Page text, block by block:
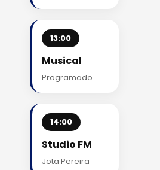
13:00
Musical
Programado
14:00
Studio FM
Jota Pereira